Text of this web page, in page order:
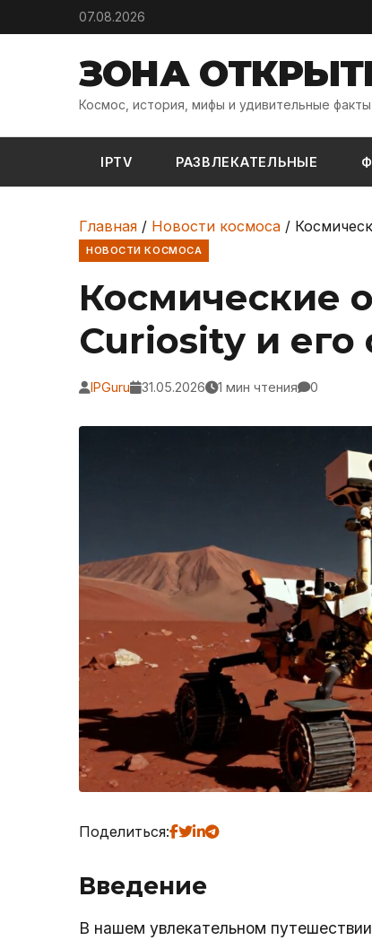
Skip to content07.08.2026
ЗОНА
Космос, история, мифы и удивительные факты
IPTV РАЗВЛЕКАТЕЛЬНЫЕ
Главная / Новости космоса /
НОВОСТИ КОСМОСА
Космические
Curiosity и
IPGuru 31.05.2026 1 мин чтения 0
Поделиться:
Введение
В нашем увлекательном